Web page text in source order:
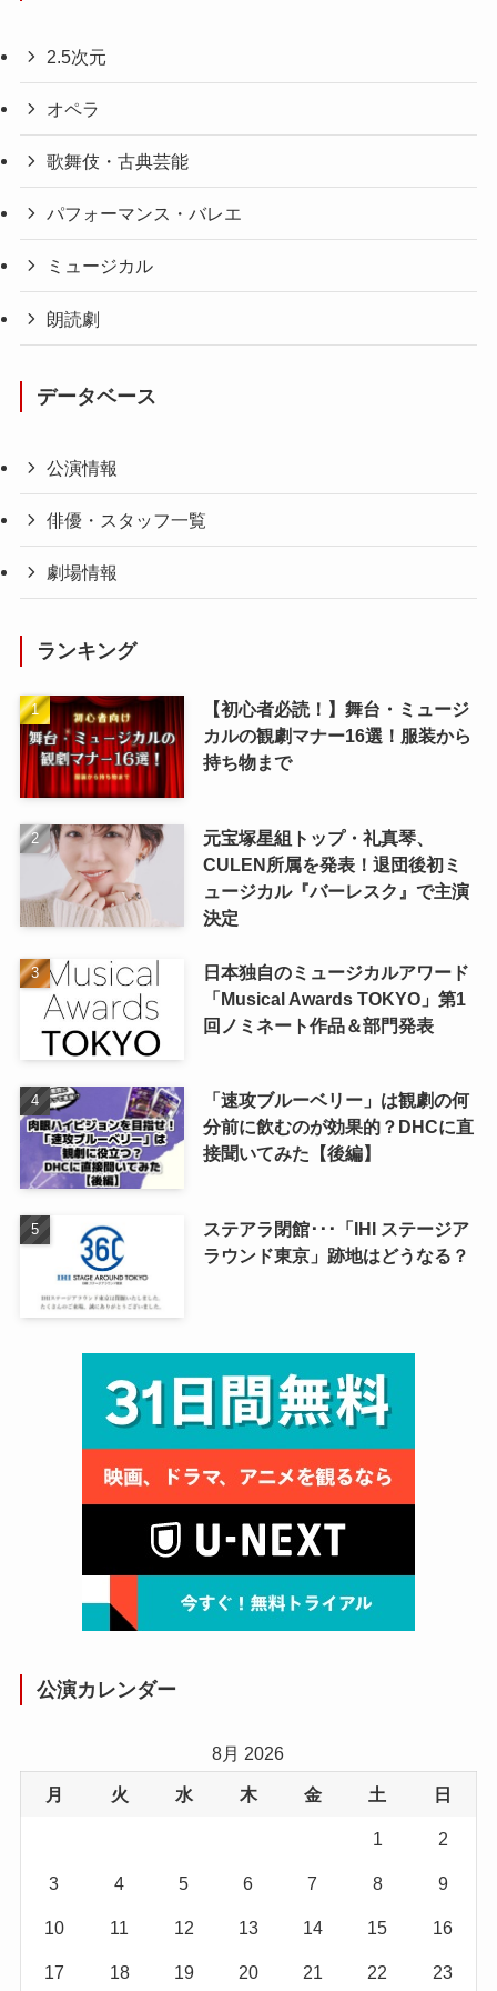
2.5次元
オペラ
歌舞伎・古典芸能
パフォーマンス・バレエ
ミュージカル
朗読劇
データベース
公演情報
俳優・スタッフ一覧
劇場情報
ランキング
【初心者必読！】舞台・ミュージ
カルの観劇マナー16選！服装から
持ち物まで
元宝塚星組トップ・礼真琴、
CULEN所属を発表！退団後初ミ
ュージカル『バーレスク』で主演
決定
日本独自のミュージカルアワード
「Musical Awards TOKYO」第1
回ノミネート作品＆部門発表
「速攻ブルーベリー」は観劇の何
分前に飲むのが効果的？DHCに直
接聞いてみた【後編】
ステアラ閉館･･･「IHI ステージア
ラウンド東京」跡地はどうなる？
公演カレンダー
8月 2026
月 火 水 木 金 土 日
1 2
3 4 5 6 7 8 9
10 11 12 13 14 15 16
17 18 19 20 21 22 23